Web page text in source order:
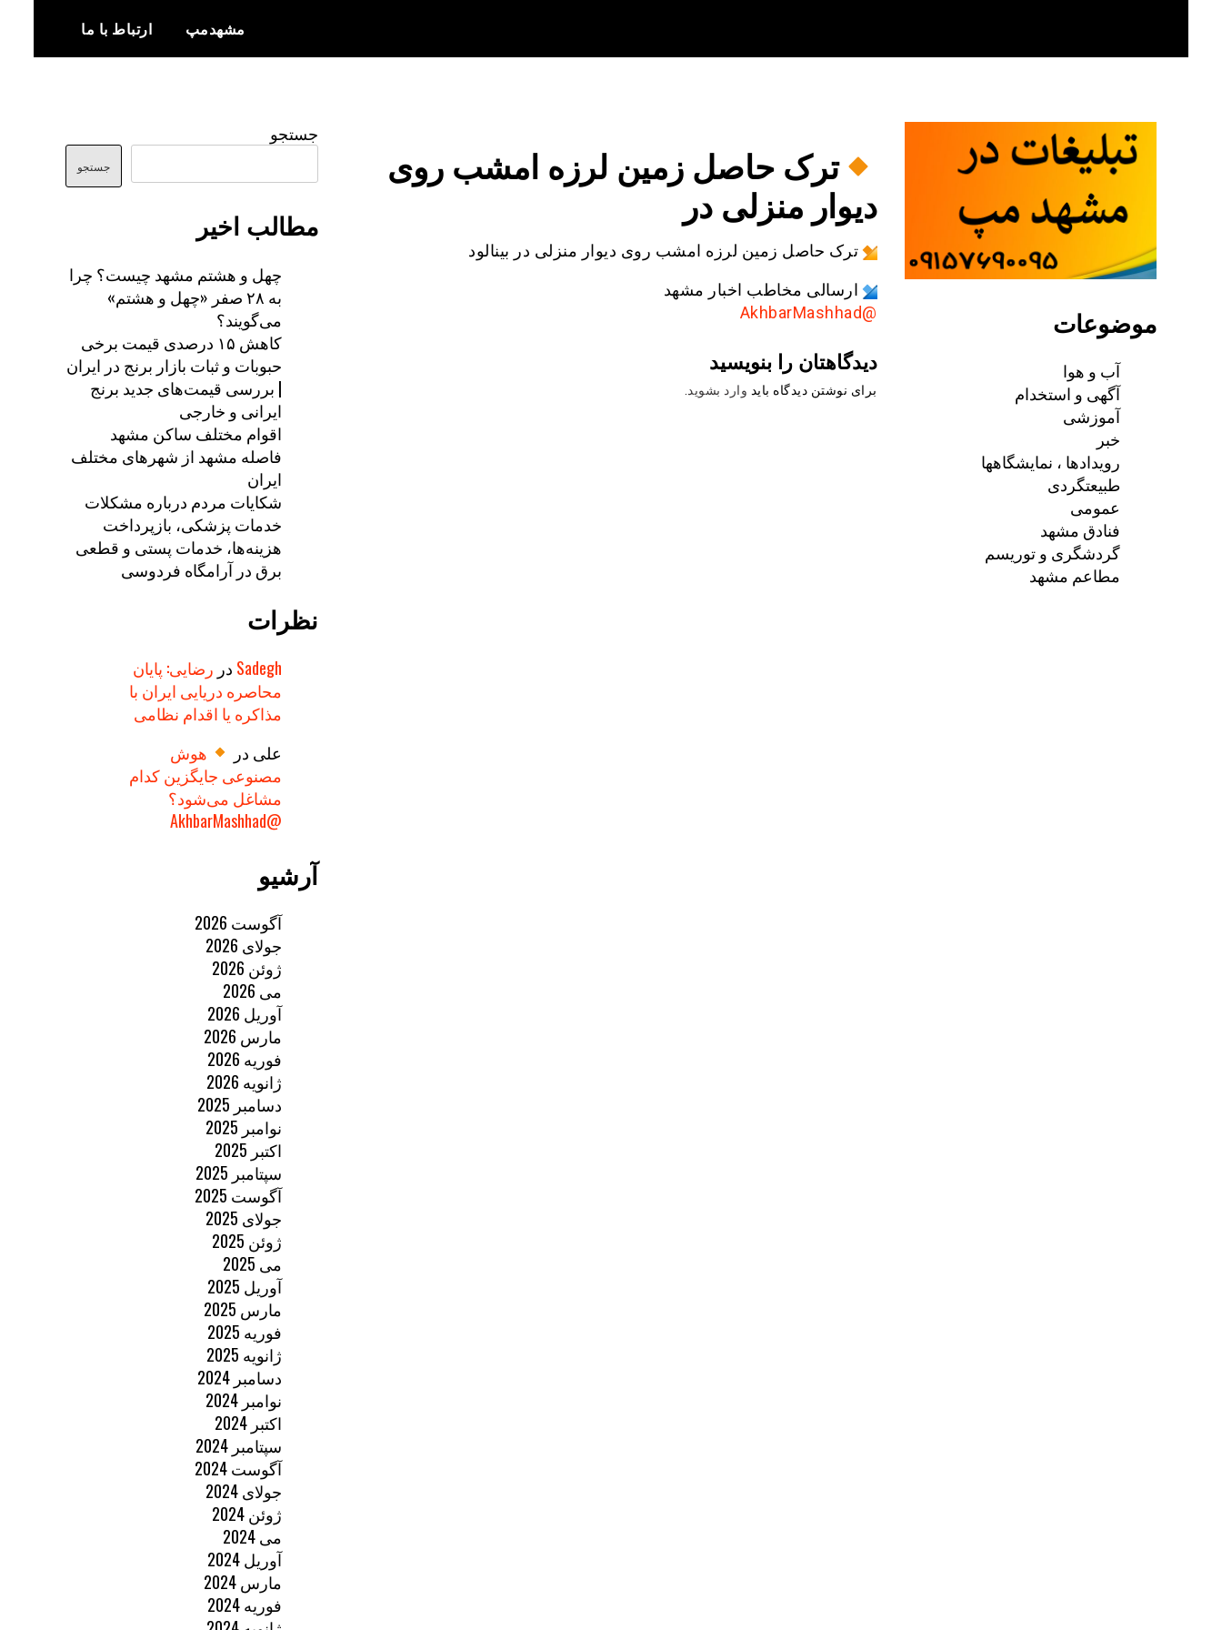
content
مشهدمپ ارتباط با ما
ترک حاصل زمین لرزه امشب روی
دیوار منزلی در
ترک حاصل زمین لرزه امشب روی دیوار منزلی در بینالود
ارسالی مخاطب اخبار مشهد
@AkhbarMashhad
دیدگاهتان را بنویسید
برای نوشتن دیدگاه باید وارد بشوید
جستجو
جستجو
مطالب اخیر
چهل و هشتم مشهد چیست؟ چرا
به ۲۸ صفر «چهل و هشتم»
می‌گویند؟
کاهش ۱۵ درصدی قیمت برخی
حبوبات و ثبات بازار برنج در ایران
| بررسی قیمت‌های جدید برنج
ایرانی و خارجی
اقوام مختلف ساکن مشهد
فاصله مشهد از شهرهای مختلف
ایران
شکایات مردم درباره مشکلات
خدمات پزشکی، بازپرداخت
هزینه‌ها، خدمات پستی و قطعی
برق در آرامگاه فردوسی
نظرات
Sadegh در رضایی: پایان
محاصره دریایی ایران با
مذاکره یا اقدام نظامی
علی در
هوش
مصنوعی جایگزین کدام
مشاغل می‌شود؟
@AkhbarMashhad
آرشیو
آگوست 2026
جولای 2026
ژوئن 2026
می 2026
آوریل 2026
مارس 2026
فوریه 2026
ژانویه 2026
دسامبر 2025
نوامبر 2025
اکتبر 2025
سپتامبر 2025
آگوست 2025
جولای 2025
ژوئن 2025
می 2025
آوریل 2025
مارس 2025
فوریه 2025
ژانویه 2025
دسامبر 2024
نوامبر 2024
اکتبر 2024
سپتامبر 2024
آگوست 2024
جولای 2024
ژوئن 2024
می 2024
آوریل 2024
مارس 2024
فوریه 2024
موضوعات
آب و هوا
آگهی و استخدام
آموزشی
خبر
رویدادها ، نمایشگاهها
طبیعتگردی
عمومی
فنادق مشهد
گردشگری و توریسم
مطاعم مشهد